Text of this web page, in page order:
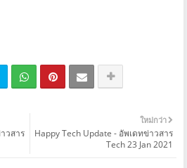
ใหม่กว่า
Happy Tech Update - อัพเดทข่าวสาร
Tech 23 Jan 2021
วสาร